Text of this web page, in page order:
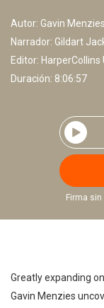
Autor: Gavin Menzies
Narrador: Gildart
Editor: HarperCollins
Duración: 8:06:57
Firma
Greatly expanding
Gavin Menzies